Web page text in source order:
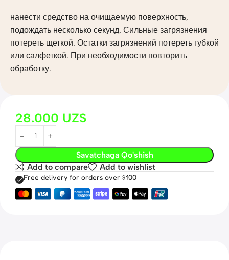
нанести средство на очищаемую поверхность,
подождать несколько секунд. Сильные загрязнения
потереть щеткой. Остатки загрязнений потереть губкой
или салфеткой. При необходимости повторить
обработку.
28.000 UZS
Savatchaga Qo'shish
Add to compare
Add to wishlist
Free delivery for orders over $100